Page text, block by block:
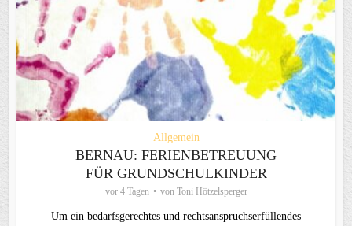
Allgemein
BERNAU: FERIENBETREUUNG
FÜR GRUNDSCHULKINDER
vor 4 Tagen von Toni Hötzelsperger
Um ein bedarfsgerechtes und rechtsanspruchserfüllendes